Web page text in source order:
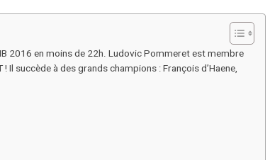
2016 en moins de 22h. Ludovic Pommeret est membre
! Il succède à des grands champions : François d’Haene,